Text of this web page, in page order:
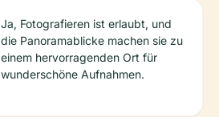
Ja, Fotografieren ist erlaubt, und
die Panoramablicke machen sie zu
einem hervorragenden Ort für
wunderschöne Aufnahmen.